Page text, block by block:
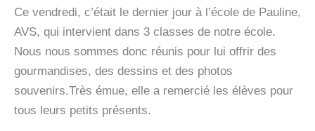
Ce vendredi, c’était le dernier jour à l’école de Pauline,
AVS, qui intervient dans 3 classes de notre école.
Nous nous sommes donc réunis pour lui offrir des
gourmandises, des dessins et des photos
souvenirs.Très émue, elle a remercié les élèves pour
tous leurs petits présents.